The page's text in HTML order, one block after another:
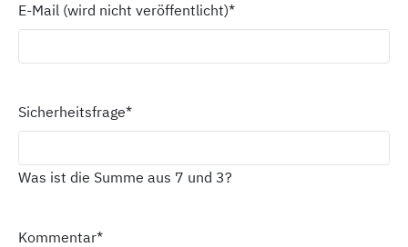
E-Mail (wird nicht veröffentlicht)*
Sicherheitsfrage*
Was ist die Summe aus 7 und 3?
Kommentar*